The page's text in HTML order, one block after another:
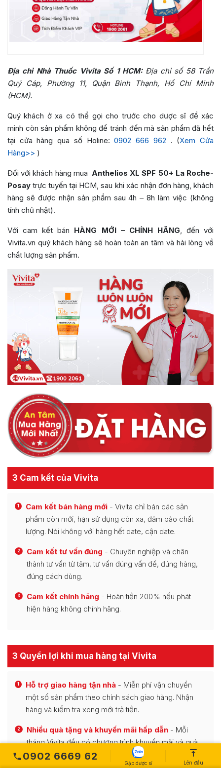
Địa chỉ Nhà Thuốc Vivita Số 1 HCM: Địa chỉ số 58 Trần
Quý Cáp, Phường 11, Quận Bình Thạnh, Hồ Chí Minh
(HCM).
Quý khách ở xa có thể gọi cho trước cho dược sĩ để xác
minh còn sản phẩm không để tránh đến mà sản phẩm đã hết
tại cửa hàng qua số Holine:0902 666 962 . (Xem Cửa
Hàng>> )
Đối với khách hàng mua Anthelios XL SPF 50+ La Roche-
Posay trực tuyến tại HCM, sau khi xác nhận đơn hàng, khách
hàng sẽ được nhận sản phẩm sau 4h – 8h làm việc (không
tính chủ nhật).
Với cam kết bán HÀNG MỚI – CHÍNH HÃNG , đến với
Vivita.vn quý khách hàng sẽ hoàn toàn an tâm và hài lòng về
chất lượng sản phẩm.
3 Cam kết của Vivita
1 Cam kết bán hàng mới - Vivita chỉ bán các sản
phẩm còn mới, hạn sử dụng còn xa, đảm bảo chất
lượng. Nói không với hàng hết date, cận date.
2 Cam kết tư vấn đúng - Chuyên nghiệp và chân
thành tư vấn từ tâm, tư vấn đúng vấn đề, đúng hàng,
đúng cách dùng.
3 Cam kết chính hãng - Hoàn tiền 200% nếu phát
hiện hàng không chính hãng.
3 Quyền lợi khi mua hàng tại Vivita
1 Hỗ trợ giao hàng tận nhà - Miễn phí vận chuyển
một số sản phẩm theo chính sách giao hàng. Nhận
hàng và kiểm tra xong mới trả tiền.
2 Nhiều quà tặng và khuyến mãi hấp dẫn - Mỗi
tháng Vivita đều có chương trình khuyến mãi và quà
tặng hấp dẫn dành cho khách hàng.
0902 6669 62
Gặp dược sĩ Lên đầu